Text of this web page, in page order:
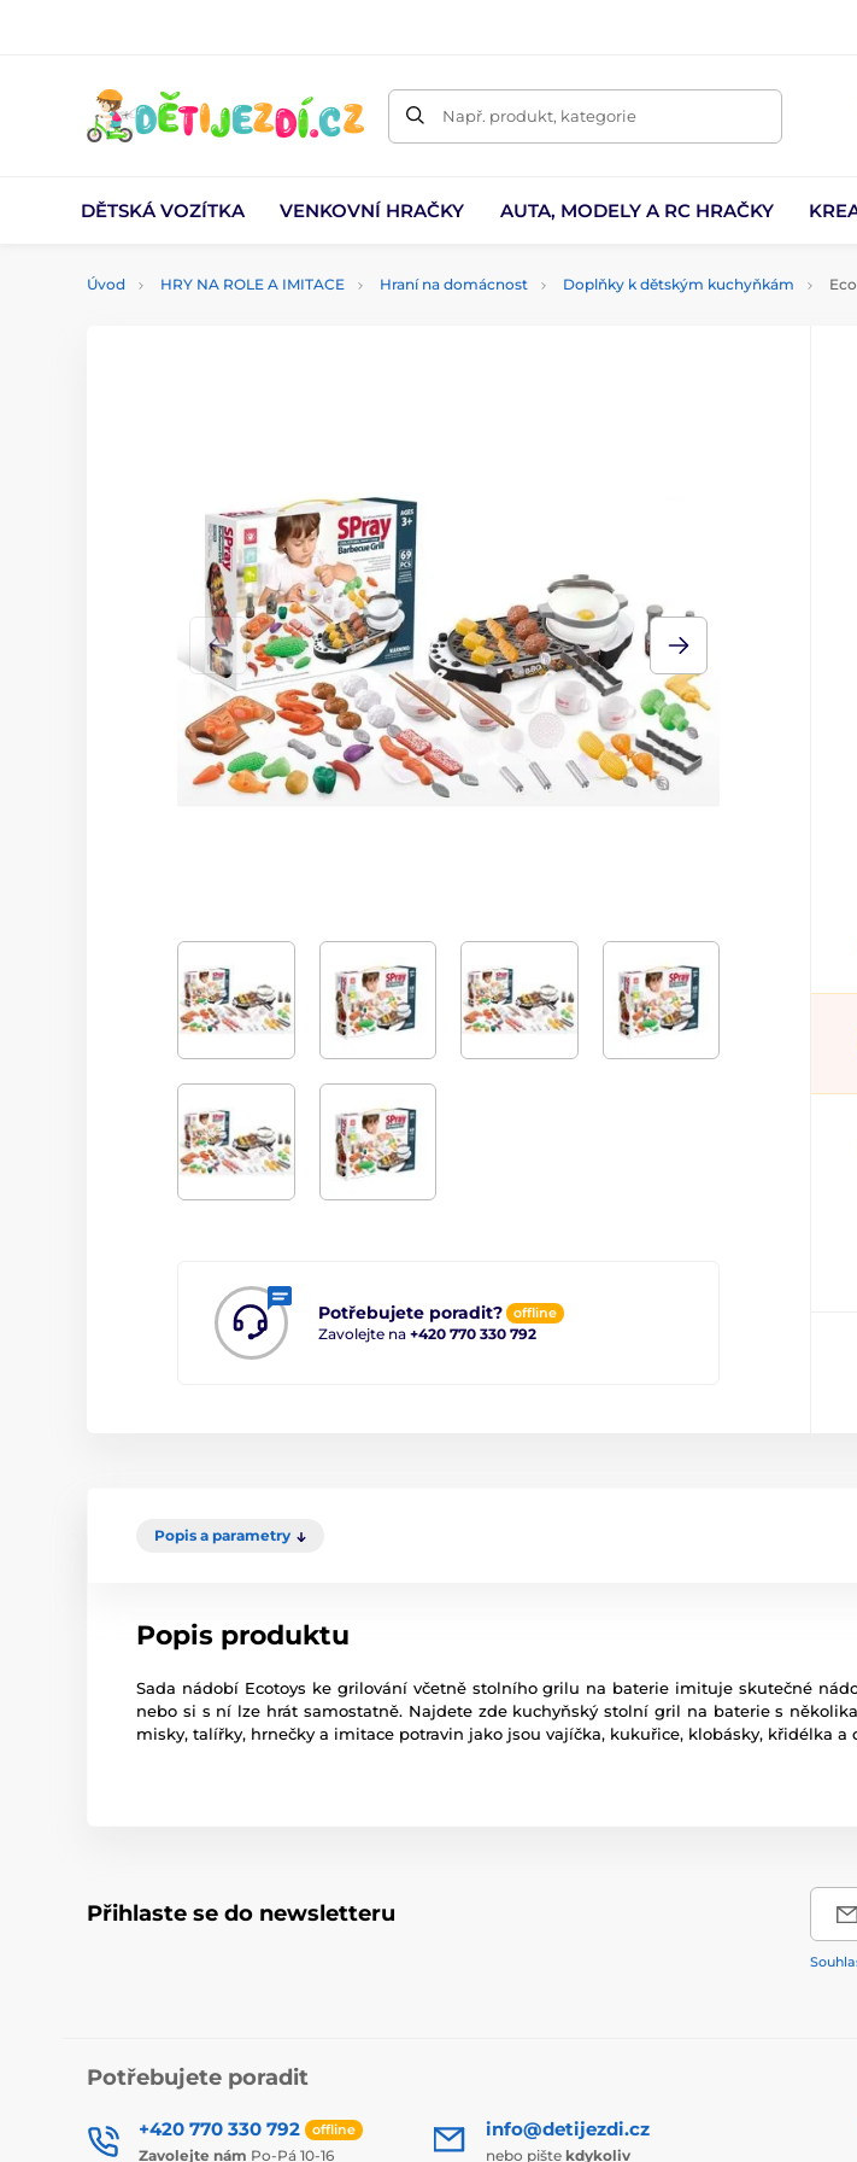
Např. produkt, kategorie
DĚTSKÁ VOZÍTKA VENKOVNÍ HRAČKY AUTA, MODELY A RC HRAČKY
Úvod HRY NA ROLE A IMITACE Hraní na domácnost Doplňky k dětským kuchyňkám
Potřebujete poradit? offline
Zavolejte na +420 770 330 792
Popis a parametry
Popis produktu
Sada nádobí Ecotoys ke grilování včetně stolního grilu na baterie imituje skutečné
nebo si s ní lze hrát samostatně. Najdete zde kuchyňský stolní gril na baterie s
misky, talířky, hrnečky a imitace potravin jako jsou vajíčka, kukuřice, klobásky, křidélka a
Přihlaste se do newsletteru
Potřebujete poradit
+420 770 330 792 offline
Zavolejte nám Po-Pá 10-16
info@detijezdi.cz
nebo pište kdykoliv